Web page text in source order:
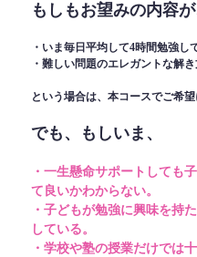
もしもお望みの内容が
・いま毎日平均して4時間勉強し
・難しい問題のエレガントな解
という場合は、本コースでご希
でも、もしいま、
・一生懸命サポートしても
て良いかわからない。
・子どもが勉強に興味を持
している。
・学校や塾の授業だけでは